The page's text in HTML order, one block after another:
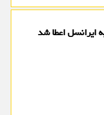
ایرانسل اعطا شد